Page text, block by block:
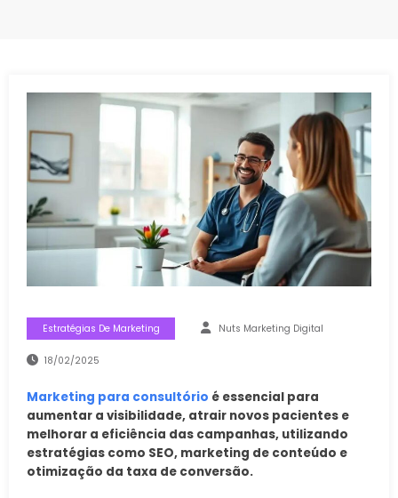
Estratégias De Marketing Nuts Marketing Digital
18/02/2025
Marketing para consultório é essencial para
aumentar a visibilidade, atrair novos pacientes e
melhorar a eficiência das campanhas, utilizando
estratégias como SEO, marketing de conteúdo e
otimização da taxa de conversão.